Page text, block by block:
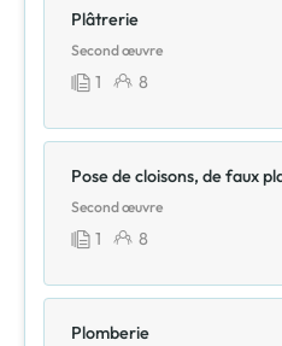
Plâtrerie
Second œuvre
1 8
Pose de cloisons, de faux
Second œuvre
1 8
Plomberie